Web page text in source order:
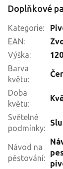
Doplňkové
Kategorie:
EAN:
Výška:
Barva
květu:
Doba
květu:
Světelné
podmínky:
Návod na
pěstování: